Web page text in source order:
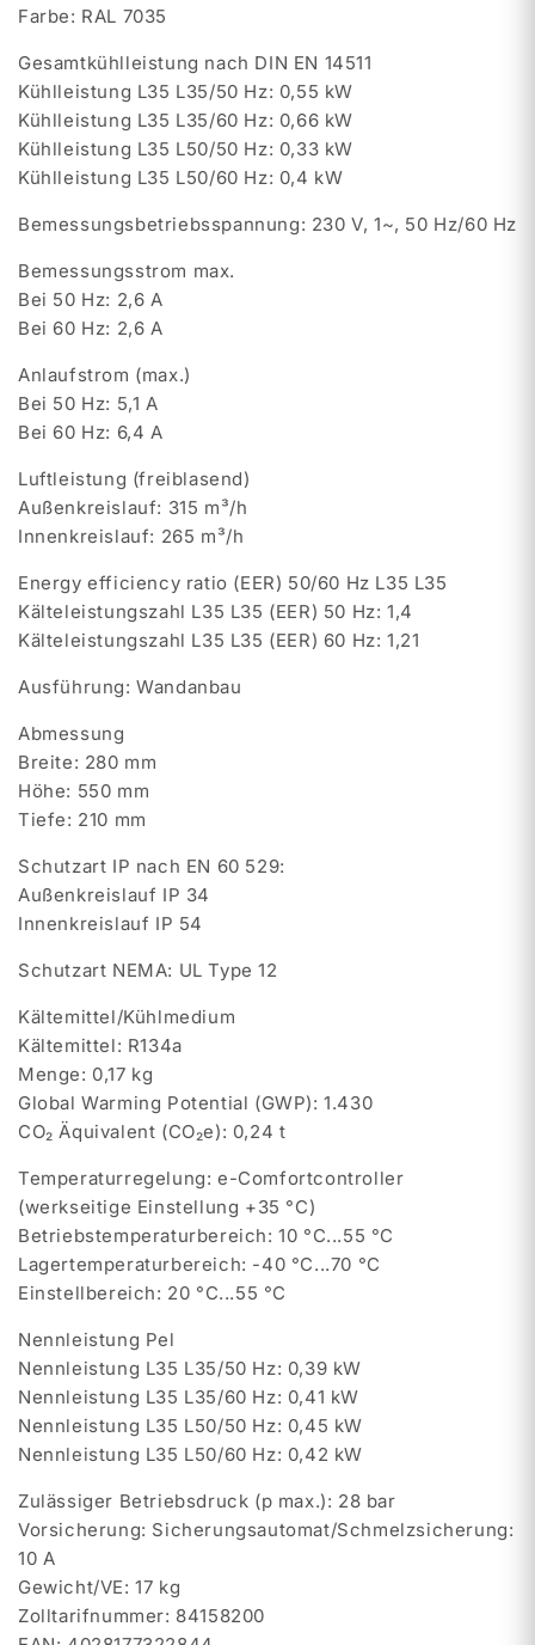
Farbe: RAL 7035
Gesamtkühlleistung nach DIN EN 14511
Kühlleistung L35 L35/50 Hz: 0,55 kW
Kühlleistung L35 L35/60 Hz: 0,66 kW
Kühlleistung L35 L50/50 Hz: 0,33 kW
Kühlleistung L35 L50/60 Hz: 0,4 kW
Bemessungsbetriebsspannung: 230 V, 1~, 50 Hz/60 Hz
Bemessungsstrom max.
Bei 50 Hz: 2,6 A
Bei 60 Hz: 2,6 A
Anlaufstrom (max.)
Bei 50 Hz: 5,1 A
Bei 60 Hz: 6,4 A
Luftleistung (freiblasend)
Außenkreislauf: 315 m³/h
Innenkreislauf: 265 m³/h
Energy efficiency ratio (EER) 50/60 Hz L35 L35
Kälteleistungszahl L35 L35 (EER) 50 Hz: 1,4
Kälteleistungszahl L35 L35 (EER) 60 Hz: 1,21
Ausführung: Wandanbau
Abmessung
Breite: 280 mm
Höhe: 550 mm
Tiefe: 210 mm
Schutzart IP nach EN 60 529:
Außenkreislauf IP 34
Innenkreislauf IP 54
Schutzart NEMA: UL Type 12
Kältemittel/Kühlmedium
Kältemittel: R134a
Menge: 0,17 kg
Global Warming Potential (GWP): 1.430
CO₂ Äquivalent (CO₂e): 0,24 t
Temperaturregelung: e-Comfortcontroller
(werkseitige Einstellung +35 °C)
Betriebstemperaturbereich: 10 °C...55 °C
Lagertemperaturbereich: -40 °C...70 °C
Einstellbereich: 20 °C...55 °C
Nennleistung Pel
Nennleistung L35 L35/50 Hz: 0,39 kW
Nennleistung L35 L35/60 Hz: 0,41 kW
Nennleistung L35 L50/50 Hz: 0,45 kW
Nennleistung L35 L50/60 Hz: 0,42 kW
Zulässiger Betriebsdruck (p max.): 28 bar
Vorsicherung: Sicherungsautomat/Schmelzsicherung:
10 A
Gewicht/VE: 17 kg
Zolltarifnummer: 84158200